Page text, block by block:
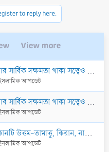
to reply here.
View more
মাহরাম নেই। এক্ষণে তার উপর হজ্জ ফরয না হ’লেও বদলী হজ্জ করানো ফরয হবে কি?
আপডেট
মাহরাম নেই। এক্ষণে তার উপর হজ্জ ফরয না হ’লেও বদলী হজ্জ করানো ফরয হবে কি?
আপডেট
তামাত্তু, কিরান, নাকি ইফ্রাদ?
আপডেট